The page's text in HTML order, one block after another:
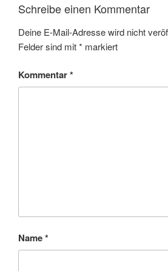
Schreibe einen Kommentar
Deine E-Mail-Adresse wird nicht
Felder sind mit* markiert
Kommentar*
Name*